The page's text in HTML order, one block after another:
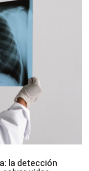
la detección